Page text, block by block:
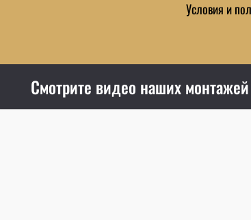
Условия и
Смотрите видео наших монтажей